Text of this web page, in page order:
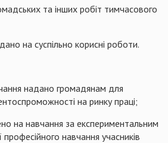
та інших робіт тимчасового
на суспільно корисні роботи.
надано громадянам для
на ринку праці;
на навчання за експериментальним
професійного навчання учасників